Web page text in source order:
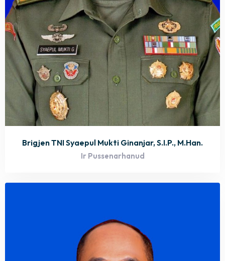
Brigjen TNI Syaepul Mukti Ginanjar, S.I.P., M.Han.
Ir Pussenarhanud